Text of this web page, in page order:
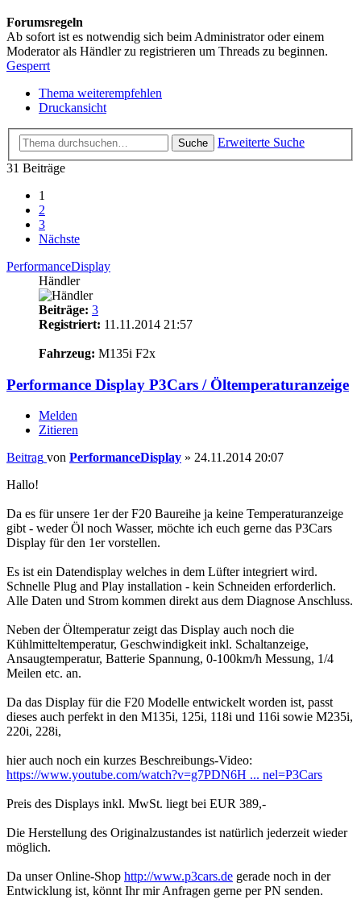
Forumsregeln
Ab sofort ist es notwendig sich beim Administrator oder einem
Moderator als Händler zu registrieren um Threads zu beginnen.
Gesperrt
Thema weiterempfehlen
Druckansicht
Suche
Erweiterte Suche
31 Beiträge
1
2
3
Nächste
PerformanceDisplay
Händler
Beiträge: 3
Registriert: 11.11.2014 21:57
Fahrzeug: M135i F2x
Performance Display P3Cars / Öltemperaturanzeige
Melden
Zitieren
Beitrag von PerformanceDisplay » 24.11.2014 20:07
Hallo!
Da es für unsere 1er der F20 Baureihe ja keine Temperaturanzeige
gibt - weder Öl noch Wasser, möchte ich euch gerne das P3Cars
Display für den 1er vorstellen.
Es ist ein Datendisplay welches in dem Lüfter integriert wird.
Schnelle Plug and Play installation - kein Schneiden erforderlich.
Alle Daten und Strom kommen direkt aus dem Diagnose Anschluss.
Neben der Öltemperatur zeigt das Display auch noch die
Kühlmitteltemperatur, Geschwindigkeit inkl. Schaltanzeige,
Ansaugtemperatur, Batterie Spannung, 0-100km/h Messung, 1/4
Meilen etc. an.
Da das Display für die F20 Modelle entwickelt worden ist, passt
dieses auch perfekt in den M135i, 125i, 118i und 116i sowie M235i,
220i, 228i,
hier auch noch ein kurzes Beschreibungs-Video:
https://www.youtube.com/watch?v=g7PDN6H ... nel=P3Cars
Preis des Displays inkl. MwSt. liegt bei EUR 389,-
Die Herstellung des Originalzustandes ist natürlich jederzeit wieder
möglich.
Da unser Online-Shop http://www.p3cars.de gerade noch in der
Entwicklung ist, könnt Ihr mir Anfragen gerne per PN senden.